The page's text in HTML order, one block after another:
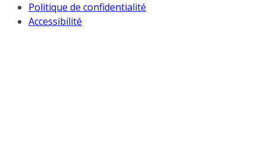
Politique de confidentialité
Accessibilité